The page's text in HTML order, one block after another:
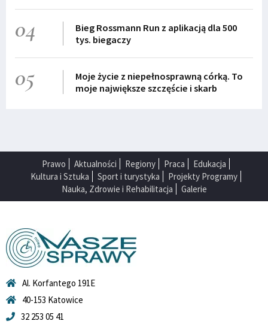
04
Bieg Rossmann Run z aplikacją dla 500
tys. biegaczy
05
Moje życie z niepełnosprawną córką. To
moje największe szczęście i skarb
Prawo Aktualności Regiony Praca
Edukacja
Kultura i Sztuka
Sport i turystyka
Projekty Programy
Nauka, Zdrowie i Rehabilitacja
Galerie
Al. Korfantego 191E
40-153 Katowice
32 253 05 41